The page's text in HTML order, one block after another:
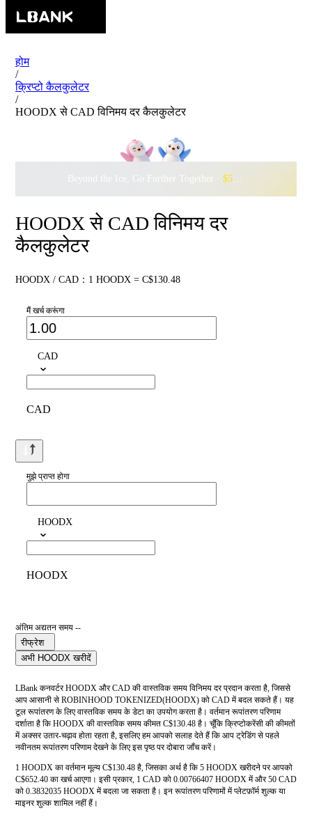
होम
/
क्रिप्टो कैलकुलेटर
/
HOODX से CAD विनिमय दर कैलकुलेटर
Beyond the Ice, Go Further Together · $500,000
HOODX से CAD विनिमय दर
कैलकुलेटर
HOODX / CAD：1 HOODX = C$130.48
मैं खर्च करूंगा
CAD
CAD
मुझे प्राप्त होगा
HOODX
HOODX
अंतिम अद्यतन समय --
रीफ्रेश
अभी HOODX खरीदें
LBank कनवर्टर HOODX और CAD की वास्तविक समय विनिमय दर प्रदान करता है, जिससे
आप आसानी से ROBINHOOD TOKENIZED(HOODX) को CAD में बदल सकते हैं। यह
टूल रूपांतरण के लिए वास्तविक समय के डेटा का उपयोग करता है। वर्तमान रूपांतरण परिणाम
दर्शाता है कि HOODX की वास्तविक समय कीमत C$130.48 है। चूँकि क्रिप्टोकरेंसी की कीमतों
में अक्सर उतार-चढ़ाव होता रहता है, इसलिए हम आपको सलाह देते हैं कि आप ट्रेडिंग से पहले
नवीनतम रूपांतरण परिणाम देखने के लिए इस पृष्ठ पर दोबारा जाँच करें।
1 HOODX का वर्तमान मूल्य C$130.48 है, जिसका अर्थ है कि 5 HOODX खरीदने पर आपको
C$652.40 का खर्च आएगा। इसी प्रकार, 1 CAD को 0.00766407 HOODX में और 50 CAD
को 0.3832035 HOODX में बदला जा सकता है। इन रूपांतरण परिणामों में प्लेटफ़ॉर्म शुल्क या
माइनर शुल्क शामिल नहीं हैं।